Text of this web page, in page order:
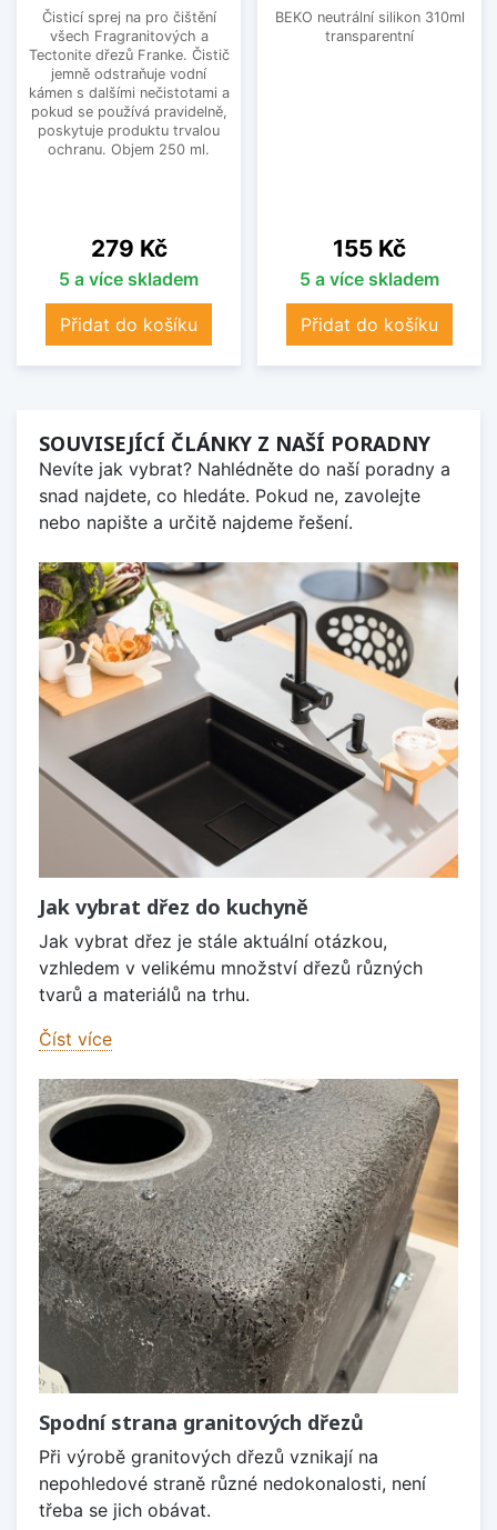
Čisticí sprej na pro čištění
všech Fragranitových a
Tectonite dřezů Franke. Čistič
jemně odstraňuje vodní
kámen s dalšími nečistotami a
pokud se používá pravidelně,
poskytuje produktu trvalou
ochranu. Objem 250 ml.
Cena
279 Kč
5 a více skladem
Přidat do košíku
BEKO neutrální silikon 310ml
transparentní
Cena
155 Kč
5 a více skladem
Přidat do košíku
SOUVISEJÍCÍ ČLÁNKY Z NAŠÍ PORADNY
Nevíte jak vybrat? Nahlédněte do naší poradny a
snad najdete, co hledáte. Pokud ne, zavolejte
nebo napište a určitě najdeme řešení.
Jak vybrat dřez do kuchyně
Jak vybrat dřez je stále aktuální otázkou,
vzhledem v velikému množství dřezů různých
tvarů a materiálů na trhu.
Číst více
Spodní strana granitových dřezů
Při výrobě granitových dřezů vznikají na
nepohledové straně různé nedokonalosti, není
třeba se jich obávat.